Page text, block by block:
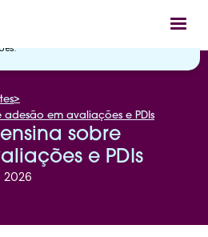
e tecnologias semelhantes de acordo
>
adesão em avaliações e PDIs
sobre
e PDIs
2026